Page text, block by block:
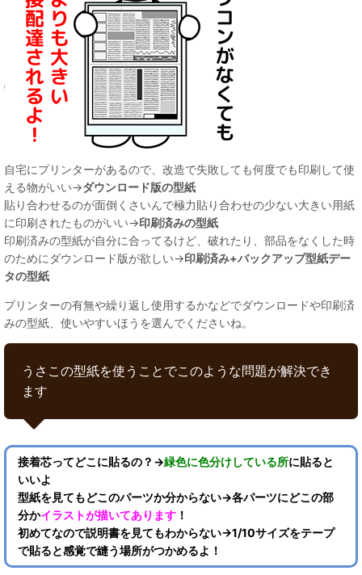
自宅にプリンターがあるので、改造で失敗しても何度でも印刷して使
える物がいい→ダウンロード版の型紙
貼り合わせるのが面倒くさいんで極力貼り合わせの少ない大きい用紙
に印刷されたものがいい→印刷済みの型紙
印刷済みの型紙が自分に合ってるけど、破れたり、部品をなくした時
のためにダウンロード版が欲しい→印刷済み+バックアップ型紙デー
タの型紙
プリンターの有無や繰り返し使用するかなどでダウンロードや印刷済
みの型紙、使いやすいほうを選んでくださいね。
うさこの型紙を使うことでこのような問題が解決でき
ます
接着芯ってどこに貼るの？→緑色に色分けしている所に貼ると
いいよ
型紙を見てもどこのパーツか分からない→各パーツにどこの部
分かイラストが描いてあります ！
初めてなので説明書を見てもわからない→1/10サイズをテープ
で貼ると感覚で縫う場所がつかめるよ！